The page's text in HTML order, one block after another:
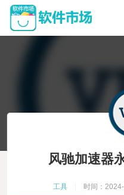
风驰加速器
工具 时间：